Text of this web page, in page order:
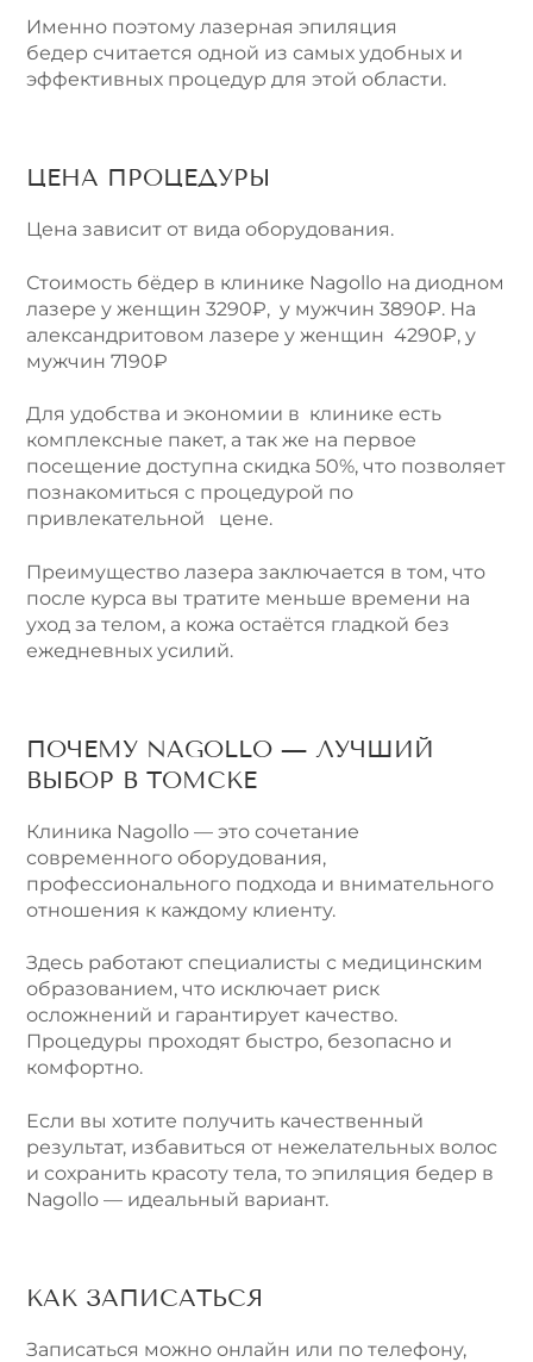
Именно поэтому лазерная эпиляция
бедер считается одной из самых удобных и
эффективных процедур для этой области.
ЦЕНА ПРОЦЕДУРЫ
Цена зависит от вида оборудования.
Стоимость бёдер в клинике Nagollo на диодном
лазере у женщин 3290₽, у мужчин 3890₽. На
александритовом лазере у женщин 4290₽, у
мужчин 7190₽
Для удобства и экономии в клинике есть
комплексные пакет, а так же на первое
посещение доступна скидка 50%, что позволяет
познакомиться с процедурой по
привлекательной цене.
Преимущество лазера заключается в том, что
после курса вы тратите меньше времени на
уход за телом, а кожа остаётся гладкой без
ежедневных усилий.
ПОЧЕМУ NAGOLLO — ЛУЧШИЙ
ВЫБОР В ТОМСКЕ
Клиника Nagollo — это сочетание
современного оборудования,
профессионального подхода и внимательного
отношения к каждому клиенту.
Здесь работают специалисты с медицинским
образованием, что исключает риск
осложнений и гарантирует качество.
Процедуры проходят быстро, безопасно и
комфортно.
Если вы хотите получить качественный
результат, избавиться от нежелательных волос
и сохранить красоту тела, то эпиляция бедер в
Nagollo — идеальный вариант.
КАК ЗАПИСАТЬСЯ
Записаться можно онлайн или по телефону,